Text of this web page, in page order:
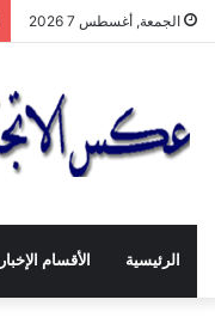
الجمعة, أغسطس 7 2026
الرئيسية الأقسام